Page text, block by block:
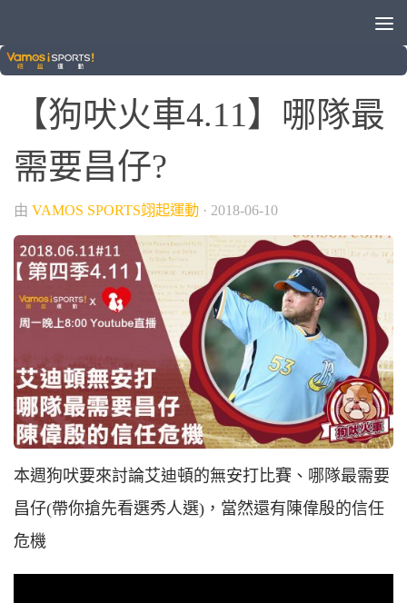
VAMOS自製節目
【狗吠火車4.11】哪隊最
需要昌仔?
由 VAMOS SPORTS翊起運動 · 2018-06-10
本週狗吠要來討論艾迪頓的無安打比賽、哪隊最需要
昌仔(帶你搶先看選秀人選)，當然還有陳偉殷的信任
危機